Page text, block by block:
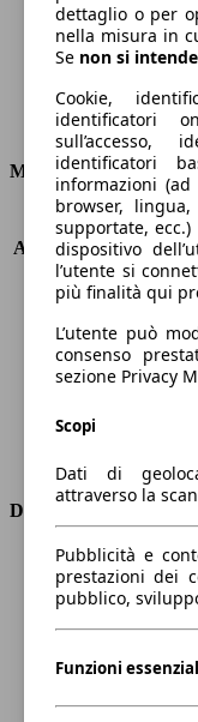
Consumi
Motore e Prestazioni
KW (PS)
Accelerazione (0-100
Velocità massima
Numero di marce
Coppia
Cilindrata
Carburante
Trasmissione
Dimensioni
Lunghezza
Altezza
Larghezza
Peso massimo
dettaglio o per
nella misura in
Se non si intende
Cookie,
identificatori
sull’accesso,
identificatori
informazioni
browser,
supportate,
dispositivo
l’utente si
più finalità qui
L’utente può
consenso
sezione Privacy
Scopi
Dati di
attraverso la
Pubblicità e
prestazioni dei
pubblico,
Funzioni